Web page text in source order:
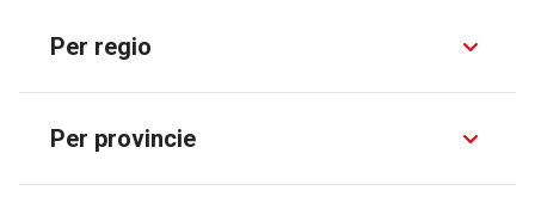
Per regio
Per provincie